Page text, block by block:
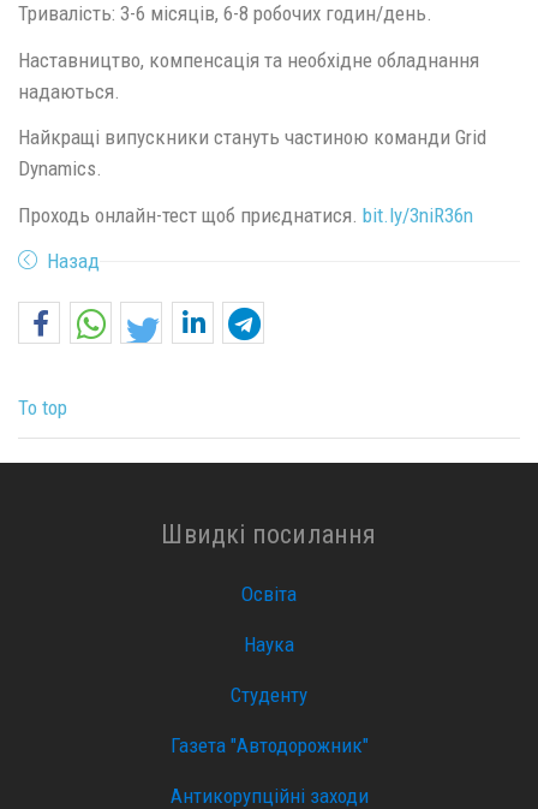
Тривалість: 3-6 місяців, 6-8 робочих годин/день.
Наставництво, компенсація та необхідне обладнання
надаються.
Найкращі випускники стануть частиною команди Grid
Dynamics.
Проходь онлайн-тест щоб приєднатися. bit.ly/3niR36n
Назад
To top
Швидкі посилання
Освіта
Наука
Студенту
Газета "Автодорожник"
Антикорупційні заходи